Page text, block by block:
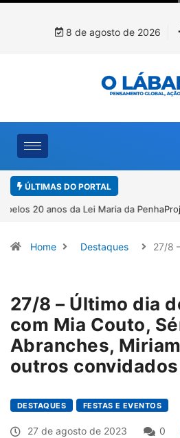
8 de agosto de 2026
ÚLTIMAS DO PORTAL
Projeto CUTUCAR abre nova edição e
Home Destaques 27/8
27/8 – Último dia
com Mia Couto,
Abranches,
outros convidados
DESTAQUES FESTAS E EVENTOS
27 de agosto de 2023 0